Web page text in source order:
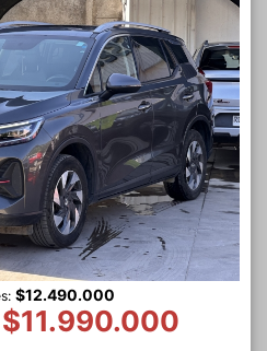
$12.490.000
$11.990.000